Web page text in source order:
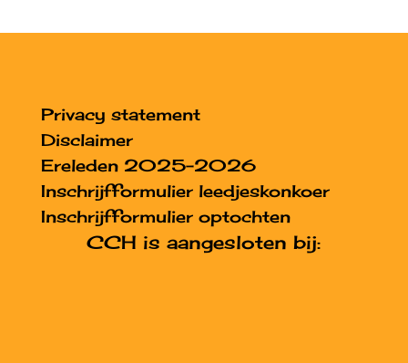
Privacy statement
Disclaimer
Ereleden 2025-2026
Inschrijfformulier leedjeskonkoer
Inschrijfformulier optochten
CCH is aangesloten bij: